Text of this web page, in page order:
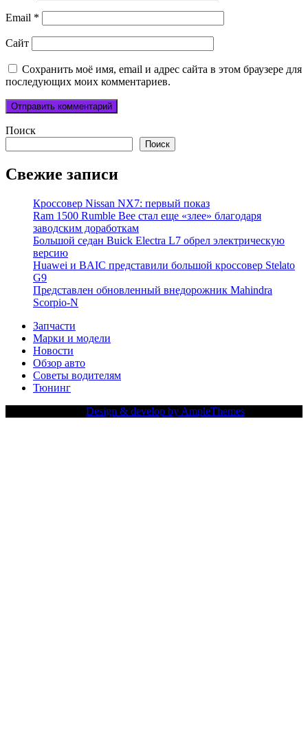
Email *
Сайт
Сохранить моё имя, email и адрес сайта в этом браузере для
последующих моих комментариев.
Поиск
Поиск
Свежие записи
Кроссовер Nissan NX7: первый показ
Ram 1500 Rumble Bee стал еще «злее» благодаря
заводским доработкам
Большой седан Buick Electra L7 обрел электрическую
версию
Huawei и BAIC представили большой кроссовер Stelato
G9
Представлен обновленный внедорожник Mahindra
Scorpio-N
Запчасти
Марки и модели
Новости
Обзор авто
Советы водителям
Тюнинг
Design & develop by AmpleThemes